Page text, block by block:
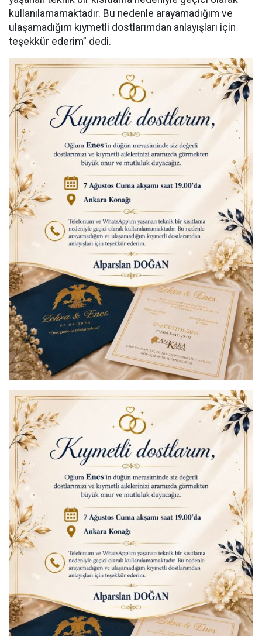
kullanılamamaktadır. Bu nedenle arayamadığım ve
ulaşamadığım kıymetli dostlarımdan anlayışları için
teşekkür ederim” dedi.